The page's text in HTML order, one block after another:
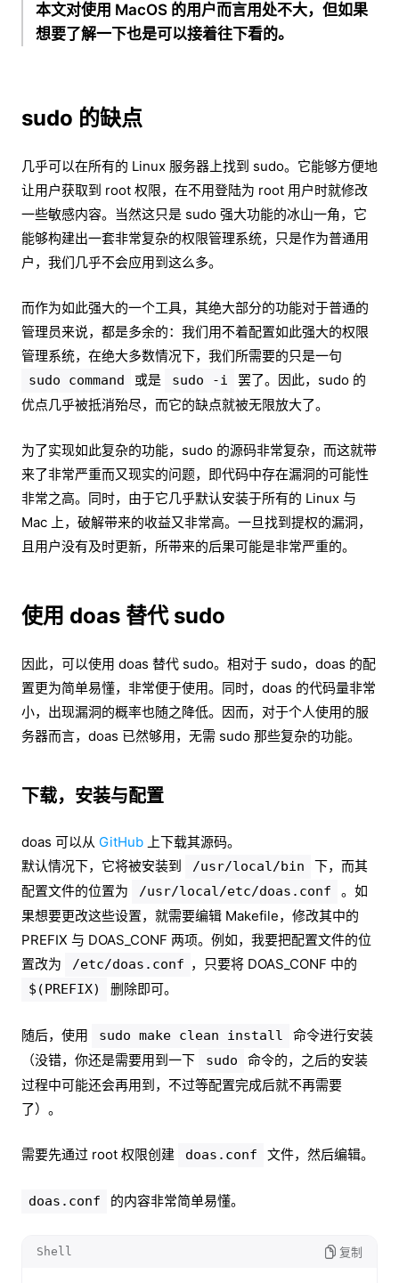
本文对使用 MacOS 的用户而言用处不大，但如果
想要了解一下也是可以接着往下看的。
sudo 的缺点
几乎可以在所有的 Linux 服务器上找到 sudo。它能够方便地
让用户获取到 root 权限，在不用登陆为 root 用户时就修改
一些敏感内容。当然这只是 sudo 强大功能的冰山一角，它
能够构建出一套非常复杂的权限管理系统，只是作为普通用
户，我们几乎不会应用到这么多。
而作为如此强大的一个工具，其绝大部分的功能对于普通的
管理员来说，都是多余的：我们用不着配置如此强大的权限
管理系统，在绝大多数情况下，我们所需要的只是一句
sudo command 或是 sudo -i
罢了。因此，sudo 的
优点几乎被抵消殆尽，而它的缺点就被无限放大了。
为了实现如此复杂的功能，sudo 的源码非常复杂，而这就带
来了非常严重而又现实的问题，即代码中存在漏洞的可能性
非常之高。同时，由于它几乎默认安装于所有的 Linux 与
Mac 上，破解带来的收益又非常高。一旦找到提权的漏洞，
且用户没有及时更新，所带来的后果可能是非常严重的。
使用 doas 替代 sudo
因此，可以使用 doas 替代 sudo。相对于 sudo，doas 的配
置更为简单易懂，非常便于使用。同时，doas 的代码量非常
小，出现漏洞的概率也随之降低。因而，对于个人使用的服
务器而言，doas 已然够用，无需 sudo 那些复杂的功能。
下载，安装与配置
doas 可以从 GitHub 上下载其源码。
默认情况下，它将被安装到
/usr/local/bin
下，而其
配置文件的位置为
/usr/local/etc/doas.conf
。如
果想要更改这些设置，就需要编辑 Makefile，修改其中的
PREFIX 与 DOAS_CONF 两项。例如，我要把配置文件的位
置改为
/etc/doas.conf ，只要将 DOAS_CONF 中的
$(PREFIX) 删除即可。
随后，使用 sudo make clean install
命令进行安装
（没错，你还是需要用到一下
sudo
命令的，之后的安装
过程中可能还会再用到，不过等配置完成后就不再需要
了）。
需要先通过 root 权限创建 doas.conf 文件，然后编辑。
doas.conf 的内容非常简单易懂。
Shell 复制